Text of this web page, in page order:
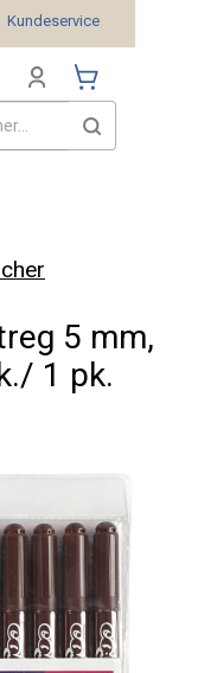
5 mm,
1 pk.
Kundeservice